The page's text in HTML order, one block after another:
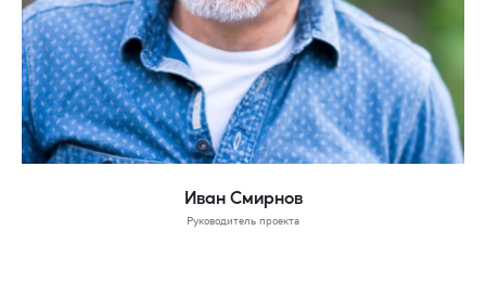
Иван Смирнов
Руководитель проекта